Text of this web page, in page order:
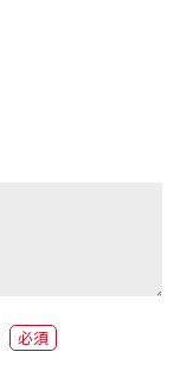
必須